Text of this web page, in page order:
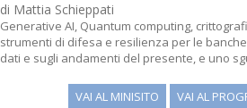
di Mattia Schieppati
Generative AI, Quantum computing,
strumenti di difesa e resilienza per le
dati e sugli andamenti del presente, e uno
VAI AL MINISITO VAI AL